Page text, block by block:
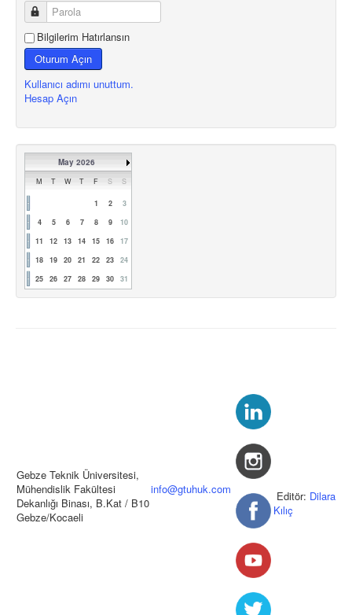
Bilgilerim Hatırlansın
Oturum Açın
Kullanıcı adımı unuttum.
Hesap Açın
May 2026
M T W T F S S
1 2
3
4
5 6 7 8 9
10
11
12 13 14 15 16
17
18
19 20 21 22 23
24
25
26 27 28 29 30 31
Gebze Teknik Üniversitesi,
Mühendislik Fakültesi
Dekanlığı Binası, B.Kat / B10
Gebze/Kocaeli
info@gtuhuk.com Editör: Dilara
Kılıç